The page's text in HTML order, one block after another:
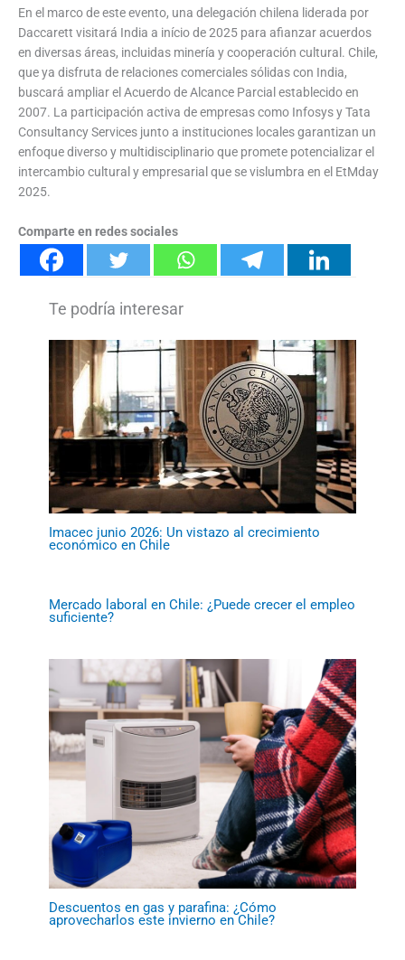
En el marco de este evento, una delegación chilena liderada por
Daccarett visitará India a início de 2025 para afianzar acuerdos
en diversas áreas, incluidas minería y cooperación cultural. Chile,
que ya disfruta de relaciones comerciales sólidas con India,
buscará ampliar el Acuerdo de Alcance Parcial establecido en
2007. La participación activa de empresas como Infosys y Tata
Consultancy Services junto a instituciones locales garantizan un
enfoque diverso y multidisciplinario que promete potencializar el
intercambio cultural y empresarial que se vislumbra en el EtMday
2025.
Comparte en redes sociales
Imacec junio 2026: Un vistazo al crecimiento
económico en Chile
Mercado laboral en Chile: ¿Puede crecer el empleo
suficiente?
Descuentos en gas y parafina: ¿Cómo
aprovecharlos este invierno en Chile?